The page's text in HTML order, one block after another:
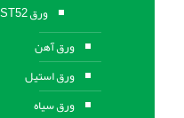
ورق ST52
ورق آهن
ورق استیل
ورق سیاه